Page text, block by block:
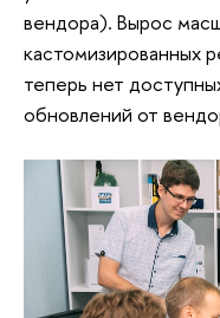
вендора). Вырос
кастомизированных
теперь нет
обновлений от